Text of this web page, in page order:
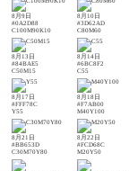
8月9日
#0A2D88
C100M90K10
8月10日
#3D62AD
C80M60
8月13日
#84BAE5
C50M15
8月14日
#6BC8F2
C55
8月17日
#FFF78C
Y55
8月18日
#F7AB00
M40Y100
8月21日
#BB653D
C30M70Y80
8月22日
#FCD68C
M20Y50